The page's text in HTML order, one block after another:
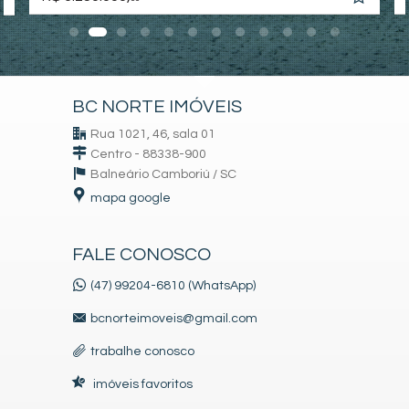
BC NORTE IMÓVEIS
Rua 1021, 46, sala 01
Centro - 88338-900
Balneário Camboriú / SC
mapa google
FALE CONOSCO
(47) 99204-6810 (WhatsApp)
bcnorteimoveis@gmail.com
trabalhe conosco
imóveis favoritos